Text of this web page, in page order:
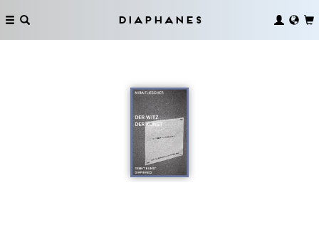
Diaphanes